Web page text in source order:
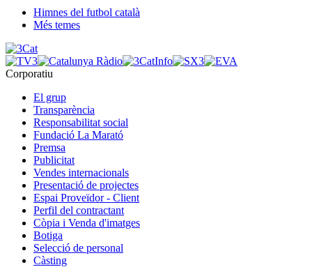
Himnes del futbol català
Més temes
Corporatiu
El grup
Transparència
Responsabilitat social
Fundació La Marató
Premsa
Publicitat
Vendes internacionals
Presentació de projectes
Espai Proveïdor - Client
Perfil del contractant
Còpia i Venda d'imatges
Botiga
Selecció de personal
Càsting